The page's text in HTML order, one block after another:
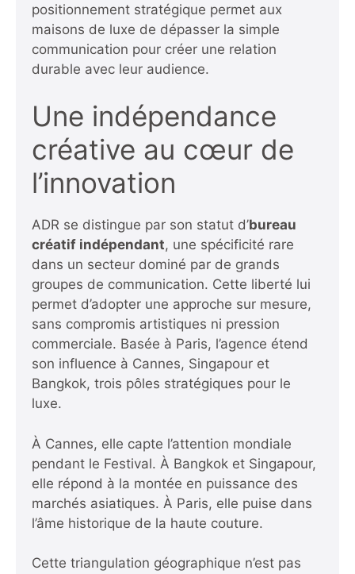
positionnement stratégique permet aux
maisons de luxe de dépasser la simple
communication pour créer une relation
durable avec leur audience.
Une indépendance
créative au cœur de
l’innovation
ADR se distingue par son statut d’bureau
créatif indépendant, une spécificité rare
dans un secteur dominé par de grands
groupes de communication. Cette liberté lui
permet d’adopter une approche sur mesure,
sans compromis artistiques ni pression
commerciale. Basée à Paris, l’agence étend
son influence à Cannes, Singapour et
Bangkok, trois pôles stratégiques pour le
luxe.
À Cannes, elle capte l’attention mondiale
pendant le Festival. À Bangkok et Singapour,
elle répond à la montée en puissance des
marchés asiatiques. À Paris, elle puise dans
l’âme historique de la haute couture.
Cette triangulation géographique n’est pas